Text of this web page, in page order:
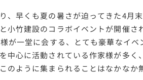
、早くも夏の暑さが迫ってきた4月末
小竹建設のコラボイベントが開催さ
が一堂に会する、とても豪華なイベ
中心に活動されている作家様が多く、
のように集まられることはなかなか